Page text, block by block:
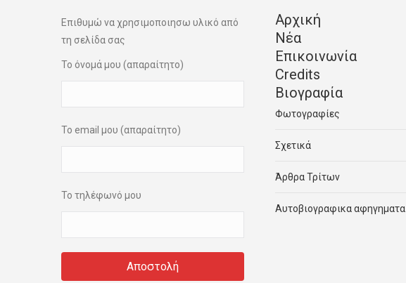
Επιθυμώ να χρησιμοποιησω υλικό από
τη σελίδα σας
Το όνομά μου (απαραίτητο)
Το email μου (απαραίτητο)
Το τηλέφωνό μου
Αρχική
Νέα
Επικοινωνία
Credits
Βιογραφία
Φωτογραφίες
Σχετικά
Άρθρα Τρίτων
Αυτοβιογραφικα αφηγηματα